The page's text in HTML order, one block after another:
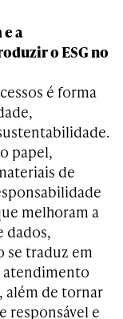
a
o ESG no
é forma
papel,
de
melhoram a
dados,
se traduz em
atendimento
além de tornar
responsável e